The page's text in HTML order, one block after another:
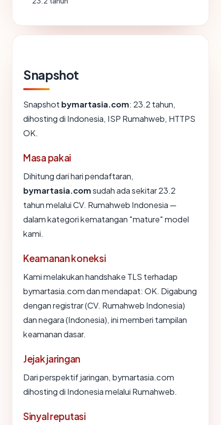
Snapshot
Snapshot bymartasia.com: 23.2 tahun,
dihosting di Indonesia, ISP Rumahweb, HTTPS
OK.
Masa pakai
Dihitung dari hari pendaftaran,
bymartasia.comsudah ada sekitar 23.2
tahun melalui CV. Rumahweb Indonesia —
dalam kategori kematangan "mature" model
kami.
Keamanan koneksi
Kami melakukan handshake TLS terhadap
bymartasia.com dan mendapat: OK. Digabung
dengan registrar (CV. Rumahweb Indonesia)
dan negara (Indonesia), ini memberi tampilan
keamanan dasar.
Jejak jaringan
Dari perspektif jaringan, bymartasia.com
dihosting di Indonesia melalui Rumahweb.
Sinyal reputasi